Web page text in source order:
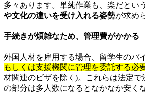
多々あります。単純作業も、楽だとい
や文化の違いを受け入れる姿勢が求め
手続きが煩雑なため、管理費がかかる
外国人材を雇用する場合、留学生のバ
もしくは支援機関に管理を委託する必
材関連のビザを除く)。これらは法定で
の部分は多人数になるとなかなか安く